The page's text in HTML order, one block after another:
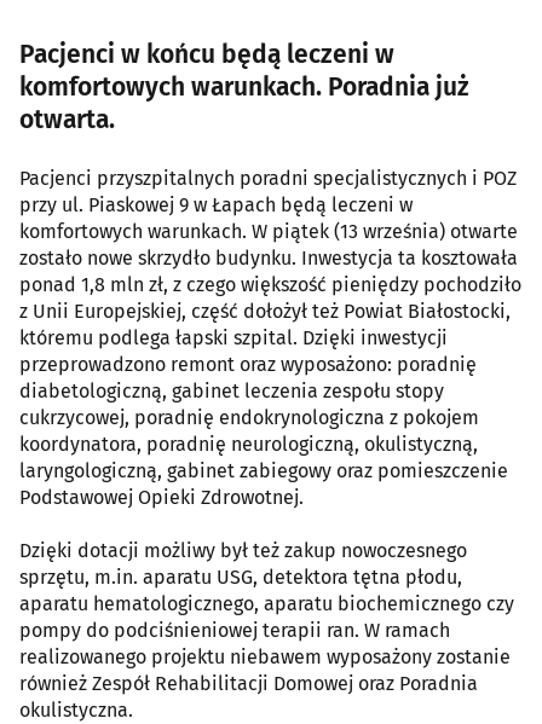
Pacjenci w końcu będą leczeni w
komfortowych warunkach. Poradnia już
otwarta.
Pacjenci przyszpitalnych poradni specjalistycznych i POZ
przy ul. Piaskowej 9 w Łapach będą leczeni w
komfortowych warunkach. W piątek (13 września) otwarte
zostało nowe skrzydło budynku. Inwestycja ta kosztowała
ponad 1,8 mln zł, z czego większość pieniędzy pochodziło
z Unii Europejskiej, część dołożył też Powiat Białostocki,
któremu podlega łapski szpital. Dzięki inwestycji
przeprowadzono remont oraz wyposażono: poradnię
diabetologiczną, gabinet leczenia zespołu stopy
cukrzycowej, poradnię endokrynologiczna z pokojem
koordynatora, poradnię neurologiczną, okulistyczną,
laryngologiczną, gabinet zabiegowy oraz pomieszczenie
Podstawowej Opieki Zdrowotnej.
Dzięki dotacji możliwy był też zakup nowoczesnego
sprzętu, m.in. aparatu USG, detektora tętna płodu,
aparatu hematologicznego, aparatu biochemicznego czy
pompy do podciśnieniowej terapii ran. W ramach
realizowanego projektu niebawem wyposażony zostanie
również Zespół Rehabilitacji Domowej oraz Poradnia
okulistyczna.